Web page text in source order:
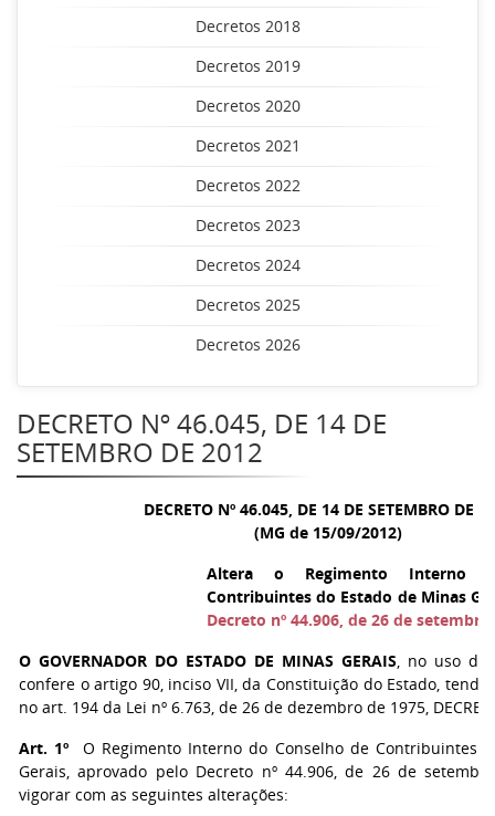
Decretos 2018
Decretos 2019
Decretos 2020
Decretos 2021
Decretos 2022
Decretos 2023
Decretos 2024
Decretos 2025
Decretos 2026
DECRETO Nº 46.045, DE 14 DE
SETEMBRO DE 2012
DECRETO Nº 46.045, DE 14 DE SETEMBRO DE
(MG de 15/09/2012)
Altera o Regimento Interno
Contribuintes do Estado de Minas
Decreto nº 44.906, de 26 de setembro
O GOVERNADOR DO ESTADO DE MINAS GERAIS, no uso de
confere o artigo 90, inciso VII, da Constituição do Estado,
no art. 194 da Lei nº 6.763, de 26 de dezembro de 1975,
Art. 1º O Regimento Interno do Conselho de Contribuintes
Gerais, aprovado pelo Decreto nº 44.906, de 26 de
vigorar com as seguintes alterações: